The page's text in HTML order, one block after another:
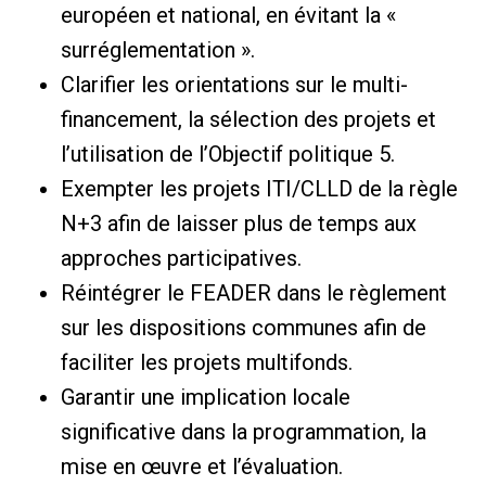
européen et national, en évitant la «
surréglementation ».
Clarifier les orientations sur le multi-
financement, la sélection des projets et
l’utilisation de l’Objectif politique 5.
Exempter les projets ITI/CLLD de la règle
N+3 afin de laisser plus de temps aux
approches participatives.
Réintégrer le FEADER dans le règlement
sur les dispositions communes afin de
faciliter les projets multifonds.
Garantir une implication locale
significative dans la programmation, la
mise en œuvre et l’évaluation.